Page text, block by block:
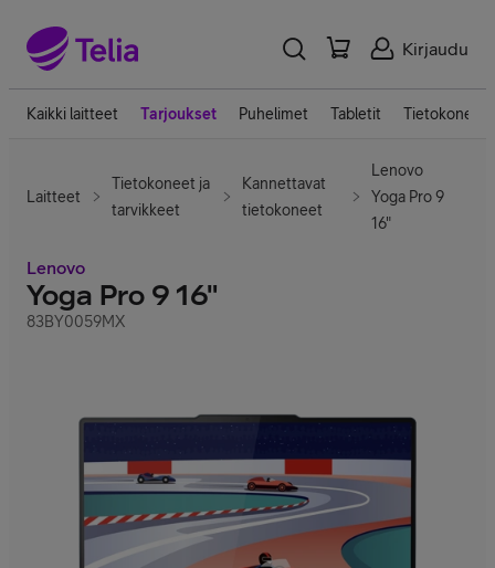
Kirjaudu
Kaikki laitteet Tarjoukset Puhelimet Tabletit Tietokoneet
Laitteet
Tietokoneet ja
tarvikkeet
Kannettavat
tietokoneet
Lenovo
Yoga Pro 9
16"
Lenovo
Yoga Pro 9 16"
83BY0059MX